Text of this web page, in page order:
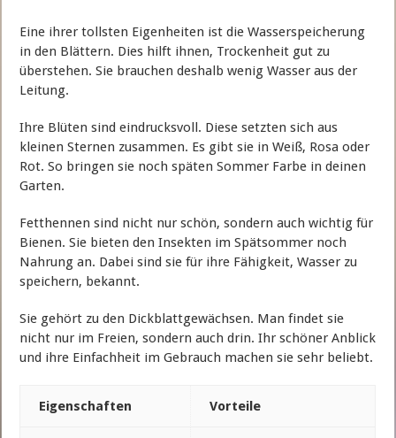
Eine ihrer tollsten Eigenheiten ist die Wasserspeicherung
in den Blättern. Dies hilft ihnen, Trockenheit gut zu
überstehen. Sie brauchen deshalb wenig Wasser aus der
Leitung.
Ihre Blüten sind eindrucksvoll. Diese setzten sich aus
kleinen Sternen zusammen. Es gibt sie in Weiß, Rosa oder
Rot. So bringen sie noch späten Sommer Farbe in deinen
Garten.
Fetthennen sind nicht nur schön, sondern auch wichtig für
Bienen. Sie bieten den Insekten im Spätsommer noch
Nahrung an. Dabei sind sie für ihre Fähigkeit, Wasser zu
speichern, bekannt.
Sie gehört zu den Dickblattgewächsen. Man findet sie
nicht nur im Freien, sondern auch drin. Ihr schöner Anblick
und ihre Einfachheit im Gebrauch machen sie sehr beliebt.
Eigenschaften Vorteile